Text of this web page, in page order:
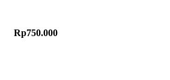
Rp750.000